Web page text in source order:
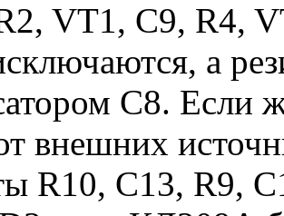
VT1, C9, R4,
а
C8. Если
внешних
R10, C13, R9,